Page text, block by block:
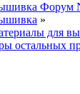
Форум
»
для
остальных